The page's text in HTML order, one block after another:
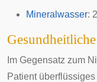
Mineralwasser:
Im Gegensatz zum
Patient